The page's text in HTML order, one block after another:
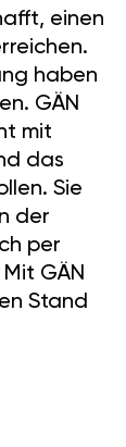
einen
haben
GÄN
mit
das
Sie
der
per
GÄN
Stand